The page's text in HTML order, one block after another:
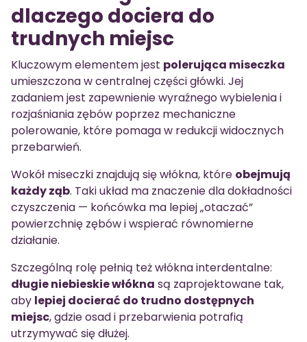
dlaczego dociera do
trudnych miejsc
Kluczowym elementem jest polerująca miseczka
umieszczona w centralnej części główki. Jej
zadaniem jest zapewnienie wyraźnego wybielenia i
rozjaśniania zębów poprzez mechaniczne
polerowanie, które pomaga w redukcji widocznych
przebarwień.
Wokół miseczki znajdują się włókna, które obejmują
każdy ząb. Taki układ ma znaczenie dla dokładności
czyszczenia — końcówka ma lepiej „otaczać”
powierzchnię zębów i wspierać równomierne
działanie.
Szczególną rolę pełnią też włókna interdentalne:
długie niebieskie włókna są zaprojektowane tak,
aby lepiej docierać do trudno dostępnych
miejsc, gdzie osad i przebarwienia potrafią
utrzymywać się dłużej.